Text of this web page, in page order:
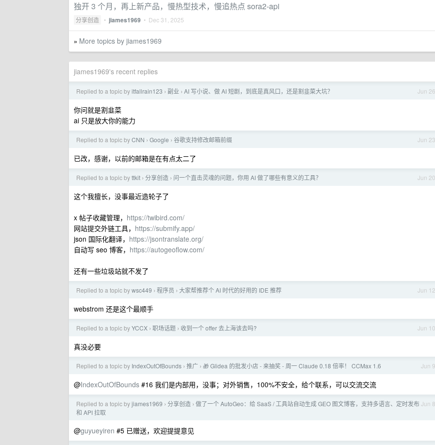
独开 3 个月，再上新产品，慢热型技术，慢追热点 sora2-api
分享创造 • jiames1969 • Dec 31, 2025
» More topics by jiames1969
jiames1969's recent replies
Jun 26
Replied to a topic byitfallrain123 › 副业 › AI 写小说、做 AI 短剧，到底是真风口，还是割韭菜大坑？
你问就是割韭菜
ai 只是放大你的能力
Jun 23
Replied to a topic byCNN › Google › 谷歌支持修改邮箱前缀
已改，感谢，以前的邮箱是在有点太二了
Jun 20
Replied to a topic byttkit › 分享创造 › 问一个直击灵魂的问题，你用 AI 做了哪些有意义的工具？
这个我擅长，没事最近造轮子了
x 帖子收藏管理， https://twibird.com/
网站提交外链工具， https://submify.app/
json 国际化翻译， https://jsontranslate.org/
自动写 seo 博客， https://autogeoflow.com/
还有一些垃圾站就不发了
Jun 12
Replied to a topic bywsc449 › 程序员 › 大家帮推荐个 AI 时代的好用的 IDE 推荐
webstrom 还是这个最顺手
Jun 10
Replied to a topic byYCCX › 职场话题 › 收到一个 offer 去上海该去吗?
真没必要
Jun 9
Replied to a topic by IndexOutOfBounds › 推广 › 🎁 Glidea 的批发小店 - 来抽奖 - 周一 Claude 0.18 倍率！ CCMax 1.6
@IndexOutOfBounds #16 我们是内部用，没事；对外销售，100%不安全，给个联系，可以交流交流
Jun 8
Replied to a topic byjiames1969 › 分享创造 › 做了一个 AutoGeo：给 SaaS / 工具站自动生成 GEO 图文博客，支持多语言、定时发布
和 API 拉取
@guyueyiren #5 已赠送，欢迎提提意见